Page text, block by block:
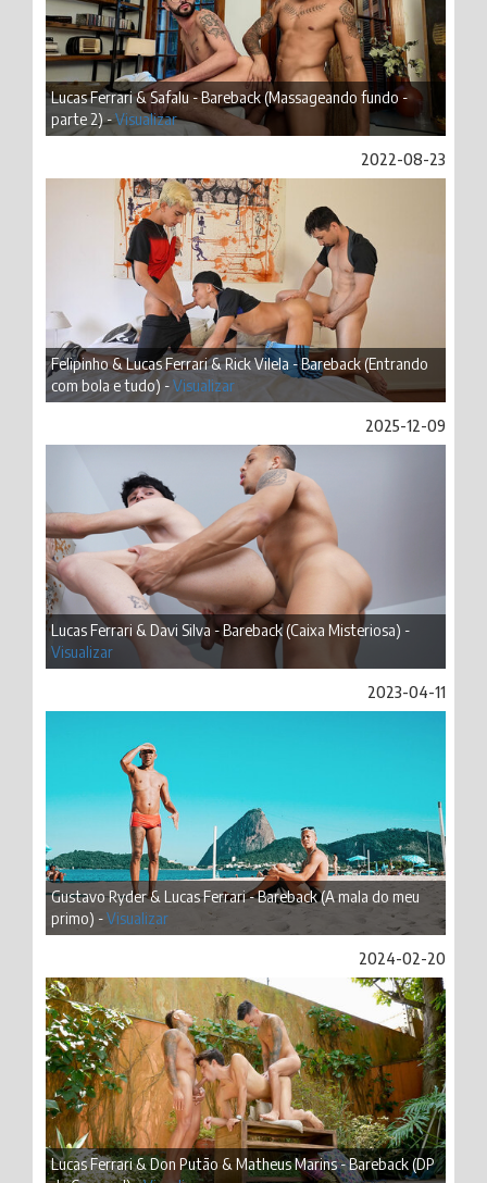
Lucas Ferrari & Safalu - Bareback (Massageando fundo -
parte 2) -Visualizar
2022-08-23
Felipinho & Lucas Ferrari & Rick Vilela - Bareback (Entrando
com bola e tudo) -Visualizar
2025-12-09
Lucas Ferrari & Davi Silva - Bareback (Caixa Misteriosa) -
Visualizar
2023-04-11
Gustavo Ryder & Lucas Ferrari - Bareback (A mala do meu
primo) -Visualizar
2024-02-20
Lucas Ferrari & Don Putão & Matheus Marins - Bareback (DP